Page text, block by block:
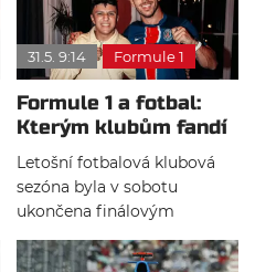
nezapomenutelných
momentů. Připomeňte si
některé z nich v našem
kvízu!
31.5. 9:14 Formule 1
Formule 1 a fotbal:
Kterým klubům fandí
jednotliví jezdci?
Letošní fotbalová klubová
sezóna byla v sobotu
ukončena finálovým
PSG a Arsenalem, který